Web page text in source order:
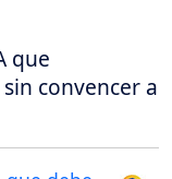
que
convencer a